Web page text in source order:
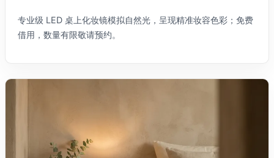
专业级 LED 桌上化妆镜模拟自然光，呈现精准妆容色彩；免费
借用，数量有限敬请预约。